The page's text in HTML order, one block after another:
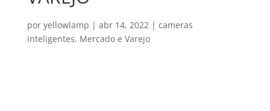
por yellowlamp | abr 14, 2022| cameras
inteligentes, Mercado e Varejo